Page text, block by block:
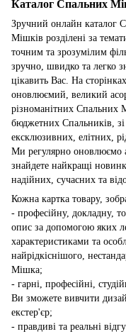
Каталог Спальних
Зручний онлайн каталог
Мішків розділені за
точним та зрозумілим
зручно, швидко та легко
цікавить Вас. На
оновлюємий, великий
різноманітних Спальних
бюджетних Спальників,
ексклюзивних, елітних,
Ми регулярно оновлюємо
знайдете найкращі
надійних, сучасних та
Кожна картка товару,
- професійну, докладну,
опис за допомогою яких
характеристиками та
найрідкіснішого,
Мішка;
- гарні, професійні,
Ви зможете вивчити
екстер'єр;
- правдиві та реальні